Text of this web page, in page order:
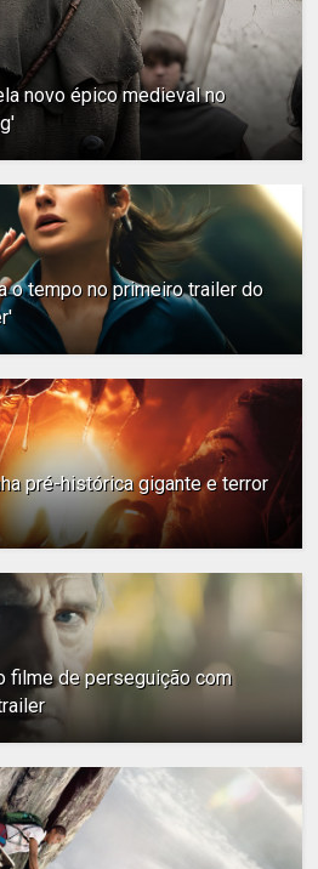
novo épico medieval no
o tempo no primeiro trailer do
pré-histórica gigante e terror
filme de perseguição com